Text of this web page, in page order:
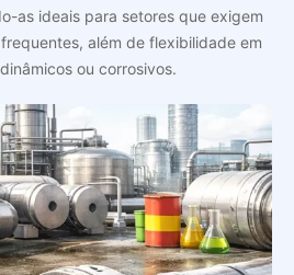
as ideais para setores que exigem
além de flexibilidade em
ou corrosivos.